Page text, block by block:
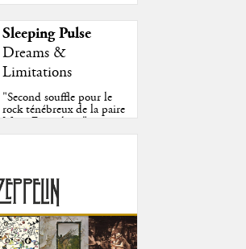
Sleeping Pulse
Dreams &
Limitations
"Second souffle pour le
rock ténébreux de la paire
Moss-Fazendeiro"